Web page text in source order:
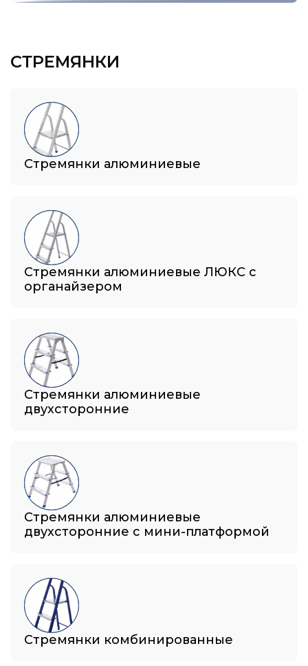
СТРЕМЯНКИ
Стремянки алюминиевые
Стремянки алюминиевые ЛЮКС с
органайзером
Стремянки алюминиевые
двухсторонние
Стремянки алюминиевые
двухсторонние с мини-платформой
Стремянки комбинированные